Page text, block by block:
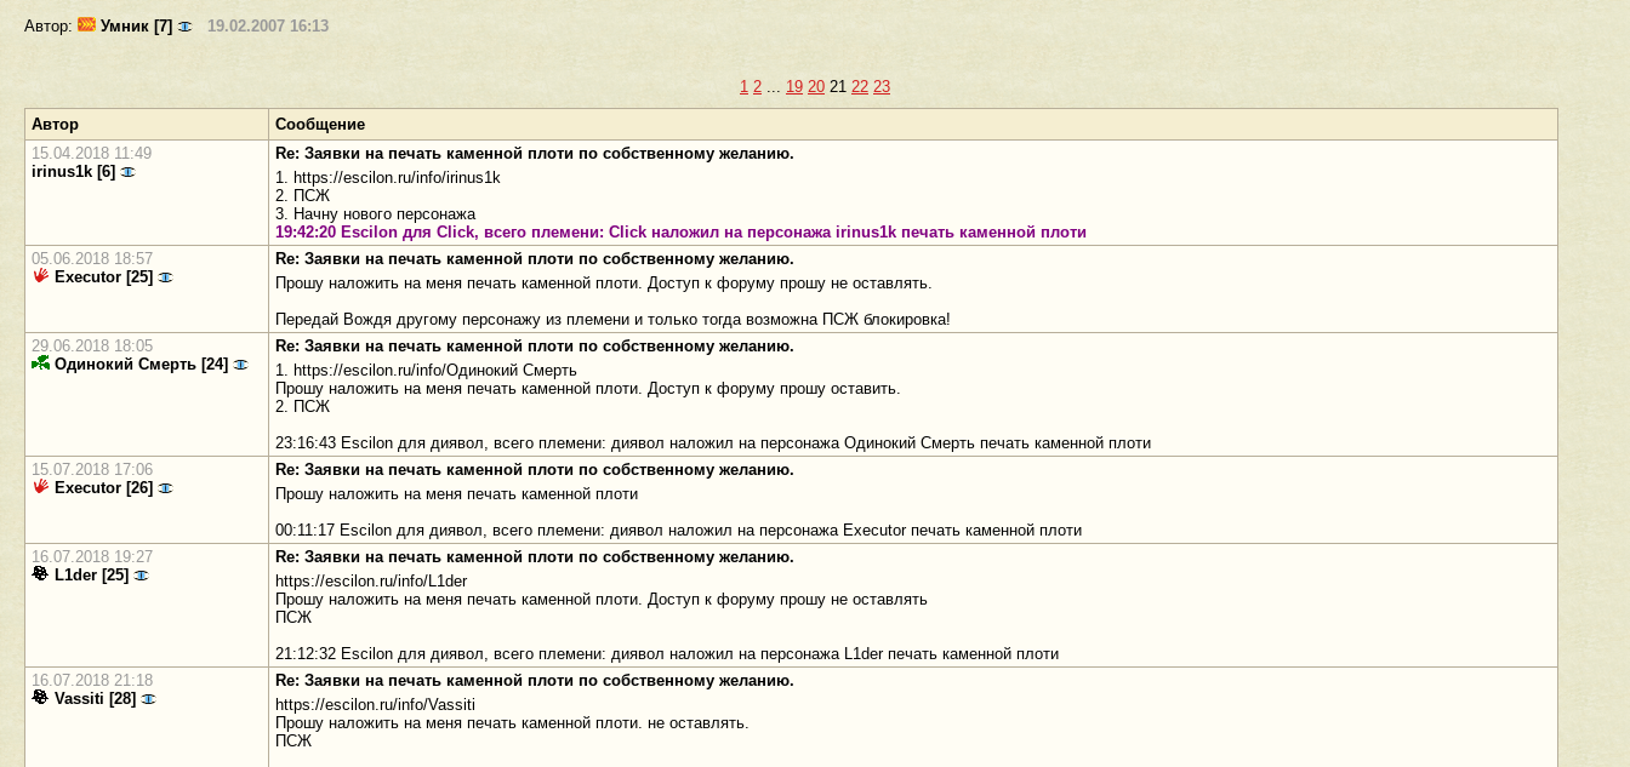
Автор:
Умник [7] 19.02.2007 16:13
1 2 ... 19 20 21 22 23
Автор
Сообщение
15.04.2018 11:49
irinus1k [6]
Re: Заявки на печать каменной плоти по собственному желанию.
1. https://escilon.ru/info/irinus1k
2. ПСЖ
3. Начну нового персонажа
19:42:20 Escilon для Click, всего племени: Click наложил на персонажа irinus1k печать каменной плоти
05.06.2018 18:57
Executor [25]
Re: Заявки на печать каменной плоти по собственному желанию.
Прошу наложить на меня печать каменной плоти. Доступ к форуму прошу не оставлять.
Передай Вождя другому персонажу из племени и только тогда возможна ПСЖ блокировка!
29.06.2018 18:05
Одинокий Смерть [24]
Re: Заявки на печать каменной плоти по собственному желанию.
1. https://escilon.ru/info/Одинокий Смерть
Прошу наложить на меня печать каменной плоти. Доступ к форуму прошу оставить.
2. ПСЖ
23:16:43 Escilon для диявол, всего племени: диявол наложил на персонажа Одинокий Смерть печать каменной плоти
15.07.2018 17:06
Executor [26]
Re: Заявки на печать каменной плоти по собственному желанию.
Прошу наложить на меня печать каменной плоти
00:11:17 Escilon для диявол, всего племени: диявол наложил на персонажа Executor печать каменной плоти
16.07.2018 19:27
L1der [25]
Re: Заявки на печать каменной плоти по собственному желанию.
https://escilon.ru/info/L1der
Прошу наложить на меня печать каменной плоти. Доступ к форуму прошу не оставлять
ПСЖ
21:12:32 Escilon для диявол, всего племени: диявол наложил на персонажа L1der печать каменной плоти
16.07.2018 21:18
Vassiti [28]
Re: Заявки на печать каменной плоти по собственному желанию.
https://escilon.ru/info/Vassiti
Прошу наложить на меня печать каменной плоти. не оставлять.
ПСЖ